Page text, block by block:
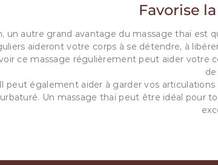
Favorise
un autre grand avantage du massage thaï est
aideront votre corps à se détendre, à
ce massage régulièrement peut aider votre
Il peut également aider à garder vos
Un massage thaï peut être idéal pour